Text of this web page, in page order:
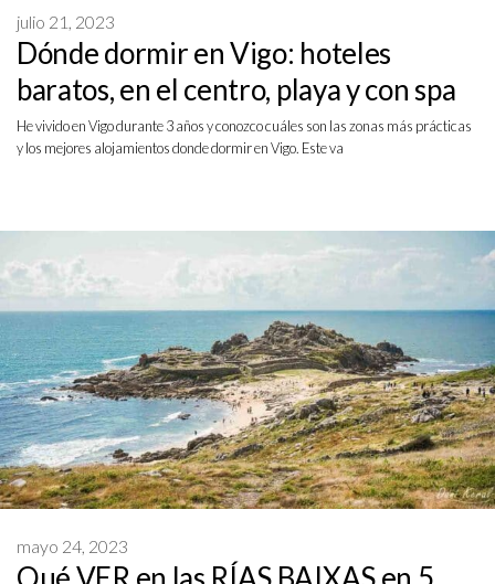
Dónde dormir en Vigo: hoteles
baratos, en el centro, playa y con spa
julio 21, 2023
He vivido en Vigo durante 3 años y conozco cuáles son las zonas más prácticas
y los mejores alojamientos donde dormir en Vigo. Este va
mayo 24, 2023